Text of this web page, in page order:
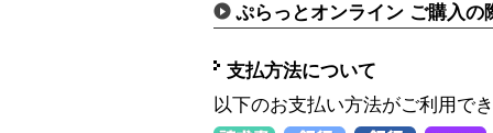
ぷらっとオンライン ご購入の
支払方法について
以下のお支払い方法がご利用で